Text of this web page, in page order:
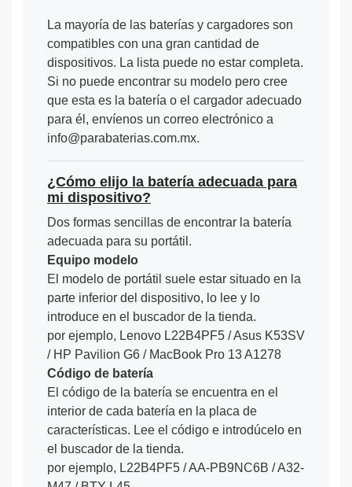
La mayoría de las baterías y cargadores son
compatibles con una gran cantidad de
dispositivos. La lista puede no estar completa.
Si no puede encontrar su modelo pero cree
que esta es la batería o el cargador adecuado
para él, envíenos un correo electrónico a
info@parabaterias.com.mx.
¿Cómo elijo la batería adecuada para
mi dispositivo?
Dos formas sencillas de encontrar la batería
adecuada para su portátil.
Equipo modelo
El modelo de portátil suele estar situado en la
parte inferior del dispositivo, lo lee y lo
introduce en el buscador de la tienda.
por ejemplo, Lenovo L22B4PF5 / Asus K53SV
/ HP Pavilion G6 / MacBook Pro 13 A1278
Código de batería
El código de la batería se encuentra en el
interior de cada batería en la placa de
características. Lee el código e introdúcelo en
el buscador de la tienda.
por ejemplo, L22B4PF5 / AA-PB9NC6B / A32-